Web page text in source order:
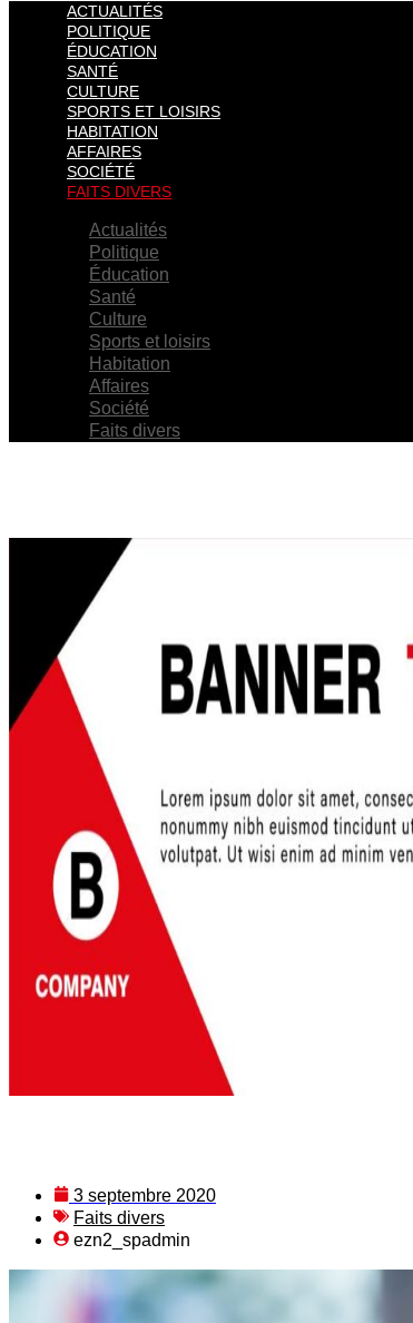
ACTUALITÉS
POLITIQUE
ÉDUCATION
SANTÉ
CULTURE
SPORTS ET LOISIRS
HABITATION
AFFAIRES
SOCIÉTÉ
FAITS DIVERS
Actualités
Politique
Éducation
Santé
Culture
Sports et loisirs
Habitation
Affaires
Société
Faits divers
3 septembre 2020
Faits divers
ezn2_spadmin